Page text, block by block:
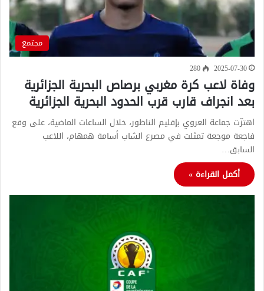
مجتمع
2025-07-30
280
وفاة لاعب كرة مغربي برصاص البحرية الجزائرية
بعد انجراف قارب قرب الحدود البحرية الجزائرية
اهتزّت جماعة العروي بإقليم الناظور، خلال الساعات الماضية، على وقع
فاجعة موجعة تمثلت في مصرع الشاب أسامة همهام، اللاعب
السابق…
أكمل القراءة »